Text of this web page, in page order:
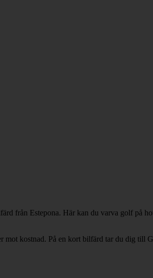
från Estepona. Här kan du varva golf på
mot kostnad. På en kort bilfärd tar du dig till